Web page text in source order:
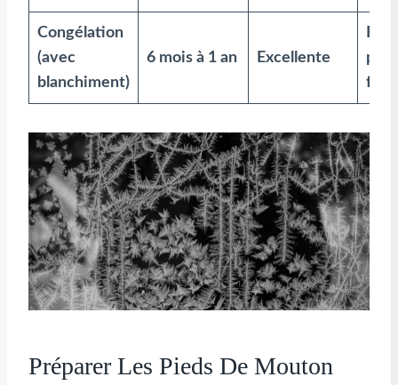
Congélation
(avec
blanchiment)
6 mois à 1 an Excellente
frais
Préparer Les Pieds De Mouton